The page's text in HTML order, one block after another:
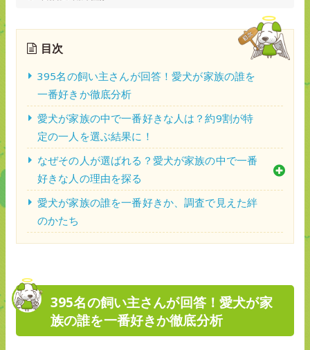
目次
395名の飼い主さんが回答！愛犬が家族の誰を
一番好きか徹底分析
愛犬が家族の中で一番好きな人は？約9割が特
定の一人を選ぶ結果に！
なぜその人が選ばれる？愛犬が家族の中で一番
好きな人の理由を探る
愛犬が家族の誰を一番好きか、調査で見えた絆
のかたち
395名の飼い主さんが回答！愛犬が家
族の誰を一番好きか徹底分析